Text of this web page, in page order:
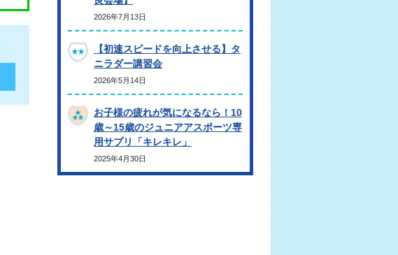
2026年7月13日
【初速スピードを向上させる】タ
ニラダー講習会
2026年5月14日
お子様の疲れが気になるなら！10
歳～15歳のジュニアアスポーツ専
用サプリ「キレキレ」
2025年4月30日